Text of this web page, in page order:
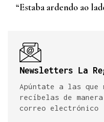
“Estaba ardendo ao
Newsletters La
Apúntate a las que
recíbelas de
correo electrónico